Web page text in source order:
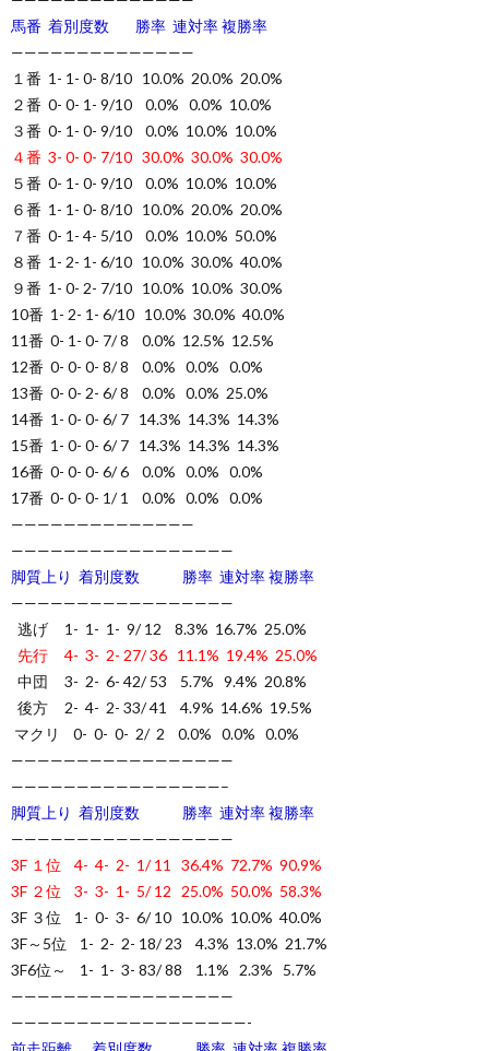
馬番 着別度数 勝率 連対率 複勝率
——————————————
１番 1- 1- 0- 8/10 10.0% 20.0% 20.0%
２番 0- 0- 1- 9/10 0.0% 0.0% 10.0%
３番 0- 1- 0- 9/10 0.0% 10.0% 10.0%
４番 3- 0- 0- 7/10 30.0% 30.0% 30.0%
５番 0- 1- 0- 9/10 0.0% 10.0% 10.0%
６番 1- 1- 0- 8/10 10.0% 20.0% 20.0%
７番 0- 1- 4- 5/10 0.0% 10.0% 50.0%
８番 1- 2- 1- 6/10 10.0% 30.0% 40.0%
９番 1- 0- 2- 7/10 10.0% 10.0% 30.0%
10番 1- 2- 1- 6/10 10.0% 30.0% 40.0%
11番 0- 1- 0- 7/ 8 0.0% 12.5% 12.5%
12番 0- 0- 0- 8/ 8 0.0% 0.0% 0.0%
13番 0- 0- 2- 6/ 8 0.0% 0.0% 25.0%
14番 1- 0- 0- 6/ 7 14.3% 14.3% 14.3%
15番 1- 0- 0- 6/ 7 14.3% 14.3% 14.3%
16番 0- 0- 0- 6/ 6 0.0% 0.0% 0.0%
17番 0- 0- 0- 1/ 1 0.0% 0.0% 0.0%
——————————————
—————————————————
脚質上り 着別度数 勝率 連対率 複勝率
—————————————————
逃げ 1- 1- 1- 9/ 12 8.3% 16.7% 25.0%
先行 4- 3- 2- 27/ 36 11.1% 19.4% 25.0%
中団 3- 2- 6- 42/ 53 5.7% 9.4% 20.8%
後方 2- 4- 2- 33/ 41 4.9% 14.6% 19.5%
マクリ 0- 0- 0- 2/ 2 0.0% 0.0% 0.0%
—————————————————
————————————————–
脚質上り 着別度数 勝率 連対率 複勝率
—————————————————
3F １位 4- 4- 2- 1/ 11 36.4% 72.7% 90.9%
3F ２位 3- 3- 1- 5/ 12 25.0% 50.0% 58.3%
3F ３位 1- 0- 3- 6/ 10 10.0% 10.0% 40.0%
3F～5位 1- 2- 2- 18/ 23 4.3% 13.0% 21.7%
3F6位～ 1- 1- 3- 83/ 88 1.1% 2.3% 5.7%
—————————————————
——————————————————-